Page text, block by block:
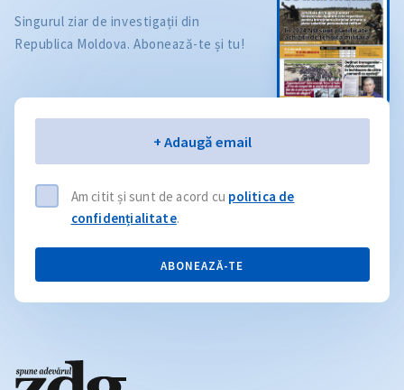
Singurul ziar de investigații din
Republica Moldova. Abonează-te și tu!
+ Adaugă email
Am citit și sunt de acord cu politica de
confidențialitate.
ABONEAZĂ-TE